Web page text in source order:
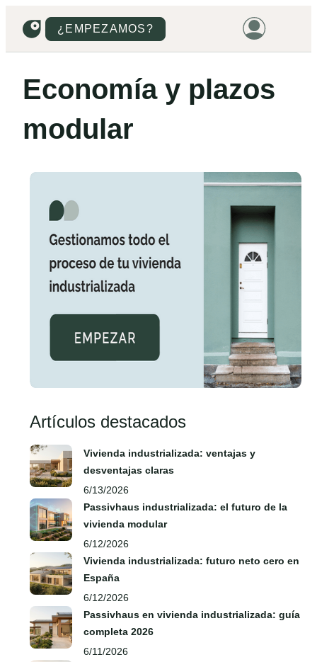
¿EMPEZAMOS?
VIVIENDAS
PROYECTOS
PRECIOS
Economía y plazos
modular
Artículos destacados
Vivienda industrializada: ventajas y
desventajas claras
6/13/2026
Passivhaus industrializada: el futuro de la
vivienda modular
6/12/2026
Vivienda industrializada: futuro neto cero en
España
6/12/2026
Passivhaus en vivienda industrializada: guía
completa 2026
6/11/2026